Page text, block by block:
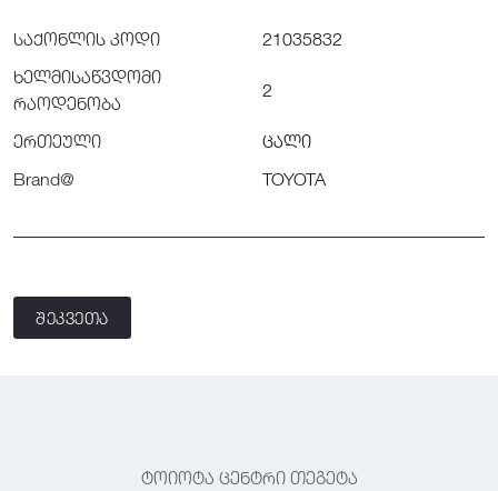
საქონლის კოდი
21035832
ხელმისაწვდომი
რაოდენობა
2
ერთეული
ცალი
Brand@
TOYOTA
შეკვეთა
ტოიოტა ცენტრი თეგეტა